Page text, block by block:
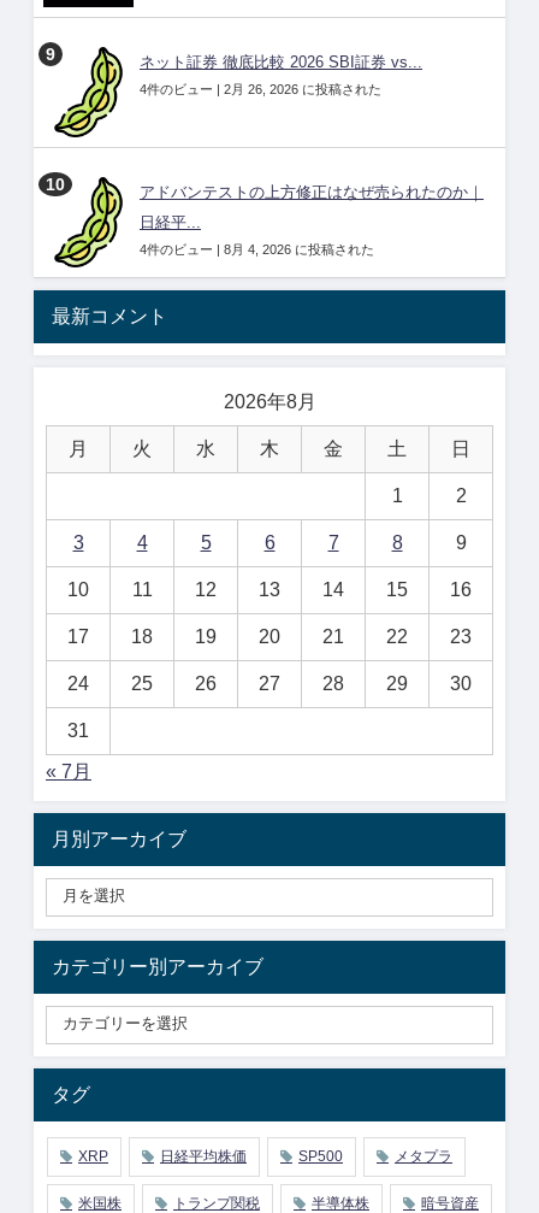
ネット証券 徹底比較 2026 SBI証券 vs...
4件のビュー | 2月 26, 2026 に投稿された
アドバンテストの上方修正はなぜ売られたのか｜
日経平...
4件のビュー | 8月 4, 2026 に投稿された
最新コメント
2026年8月
月 火 水 木 金 土 日
1 2
3 4 5 6 7 8 9
10 11 12 13 14 15 16
17 18 19 20 21 22 23
24 25 26 27 28 29 30
31
« 7月
月別アーカイブ
カテゴリー別アーカイブ
タグ
XRP 日経平均株価 SP500 メタプラ
米国株 トランプ関税 半導体株 暗号資産